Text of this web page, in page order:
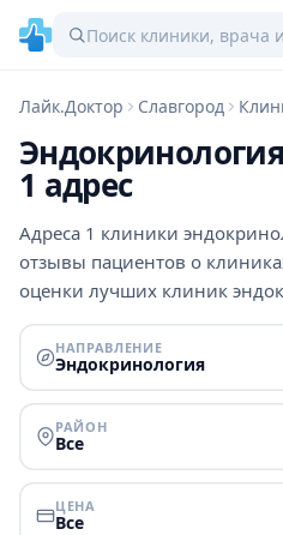
Лайк.Доктор Славгород
1 адрес
Адреса 1 клиники
отзывы пациентов о
оценки лучших клиник
НАПРАВЛЕНИЕ
Эндокринология
РАЙОН
Все
ЦЕНА
Все